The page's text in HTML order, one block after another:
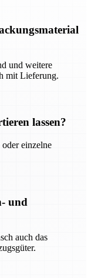
und weitere
mit Lieferung.
lassen?
einzelne
und
auch das